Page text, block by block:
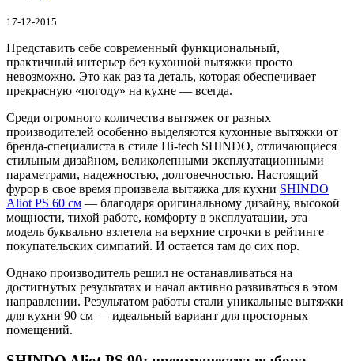
17-12-2015
Представить себе современный функциональный,
практичный интерьер без кухонной вытяжки просто
невозможно. Это как раз та деталь, которая обеспечивает
прекрасную «погоду» на кухне — всегда.
Среди огромного количества вытяжек от разных
производителей особенно выделяются кухонные вытяжки от
бренда-специалиста в стиле Hi-tech SHINDO, отличающиеся
стильным дизайном, великолепными эксплуатационными
параметрами, надежностью, долговечностью. Настоящий
фурор в свое время произвела вытяжка для кухни SHINDO
Aliot PS 60 см — благодаря оригинальному дизайну, высокой
мощности, тихой работе, комфорту в эксплуатации, эта
модель буквально взлетела на верхние строчки в рейтинге
покупательских симпатий. И остается там до сих пор.
Однако производитель решил не останавливаться на
достигнутых результатах и начал активно развиваться в этом
направлении. Результатом работы стали уникальные вытяжки
для кухни 90 см — идеальный вариант для просторных
помещений.